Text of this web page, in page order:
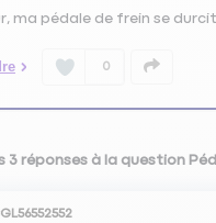
ma pédale de frein se
0
3 réponses à la question